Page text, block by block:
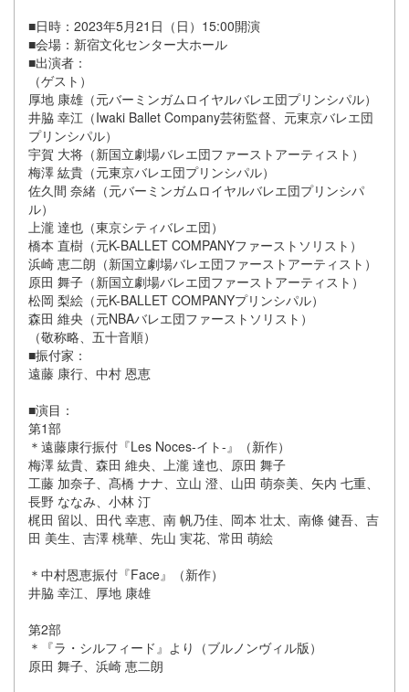
■日時：2023年5月21日（日）15:00開演
■会場：新宿文化センター大ホール
■出演者：
（ゲスト）
厚地 康雄（元バーミンガムロイヤルバレエ団プリンシパル）
井脇 幸江（Iwaki Ballet Company芸術監督、元東京バレエ団
プリンシパル）
宇賀 大将（新国立劇場バレエ団ファーストアーティスト）
梅澤 紘貴（元東京バレエ団プリンシパル）
佐久間 奈緒（元バーミンガムロイヤルバレエ団プリンシパ
ル）
上瀧 達也（東京シティバレエ団）
橋本 直樹（元K-BALLET COMPANYファーストソリスト）
浜崎 恵二朗（新国立劇場バレエ団ファーストアーティスト）
原田 舞子（新国立劇場バレエ団ファーストアーティスト）
松岡 梨絵（元K-BALLET COMPANYプリンシパル）
森田 維央（元NBAバレエ団ファーストソリスト）
（敬称略、五十音順）
■振付家：
遠藤 康行、中村 恩恵
■演目：
第1部
＊遠藤康行振付『Les Noces-イト-』（新作）
梅澤 紘貴、森田 維央、上瀧 達也、原田 舞子
工藤 加奈子、髙橋 ナナ、立山 澄、山田 萌奈美、矢内 七重、
長野 ななみ、小林 汀
梶田 留以、田代 幸恵、南 帆乃佳、岡本 壮太、南條 健吾、吉
田 美生、吉澤 桃華、先山 実花、常田 萌絵
＊中村恩恵振付『Face』（新作）
井脇 幸江、厚地 康雄
第2部
＊『ラ・シルフィード』より（ブルノンヴィル版）
原田 舞子、浜崎 恵二朗